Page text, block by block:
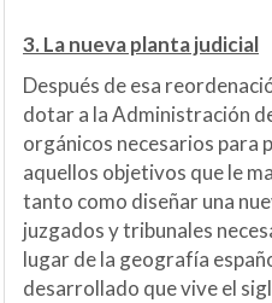
3. La nueva planta judicial
Después de esa
dotar a la Administración
orgánicos necesarios para
aquellos objetivos que le
tanto como diseñar una
juzgados y tribunales
lugar de la geografía
desarrollado que vive el